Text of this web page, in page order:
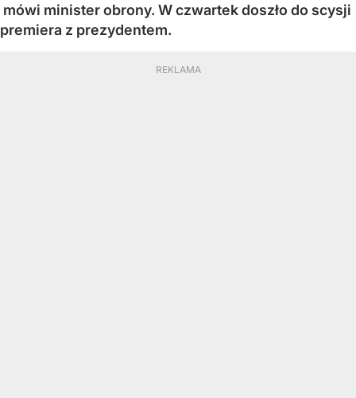
mówi minister obrony. W czwartek doszło do scysji
premiera z prezydentem.